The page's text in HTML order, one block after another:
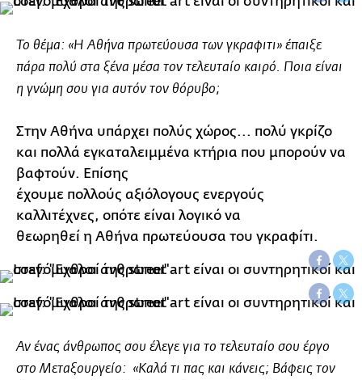
Το θέμα: «Η Αθήνα πρωτεύουσα των γκραφιτι» έπαιξε
πάρα πολύ στα ξένα μέσα τον τελευταίο καιρό. Ποια είναι
η γνώμη σου για αυτόν τον θόρυβο;
Στην Αθήνα υπάρχει πολύς χώρος... πολύ γκρίζο
και πολλά εγκαταλειμμένα κτήρια που μπορούν να
βαφτούν. Επίσης
έχουμε πολλούς αξιόλογους ενεργούς
καλλιτέχνες, οπότε είναι λογικό να
θεωρηθεί η Αθήνα πρωτεύουσα του γκραφίτι.
Αν ένας άνθρωπος σου έλεγε για το τελευταίο σου έργο
στο Μεταξουργείο: «Καλά τι πας και κάνεις; Βάφεις τον